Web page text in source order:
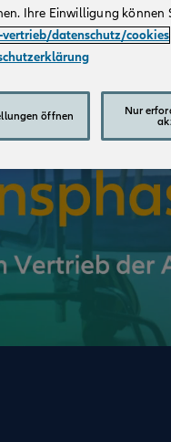
Ihre Einwilligung
datenschutz/cookies
öffnen
Nur